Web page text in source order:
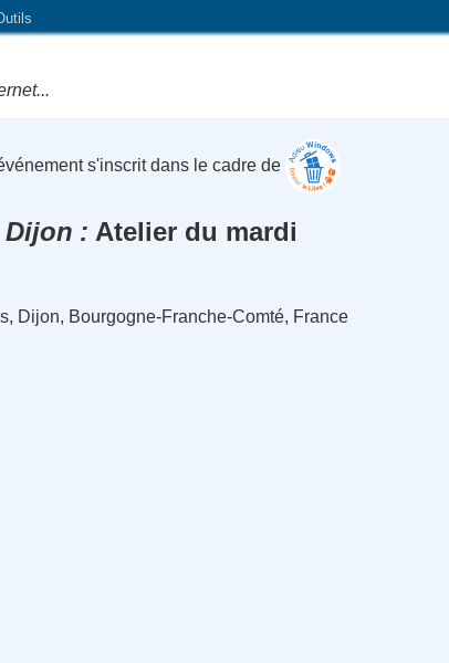
s'inscrit dans le cadre de
Dijon Atelier du mardi
Dijon, Bourgogne-Franche-Comté, France